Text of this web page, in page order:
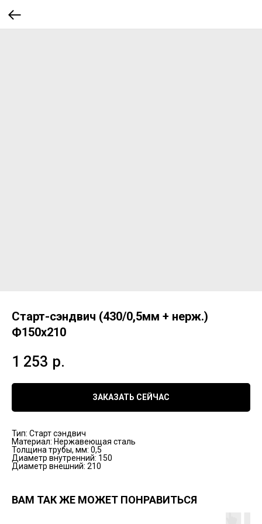
Старт-сэндвич (430/0,5мм + нерж.)
Ф150х210
1 253 р.
ЗАКАЗАТЬ СЕЙЧАС
Тип: Старт сэндвич
Материал: Нержавеющая сталь
Толщина трубы, мм: 0,5
Диаметр внутренний: 150
Диаметр внешний: 210
ВАМ ТАК ЖЕ МОЖЕТ ПОНРАВИТЬСЯ